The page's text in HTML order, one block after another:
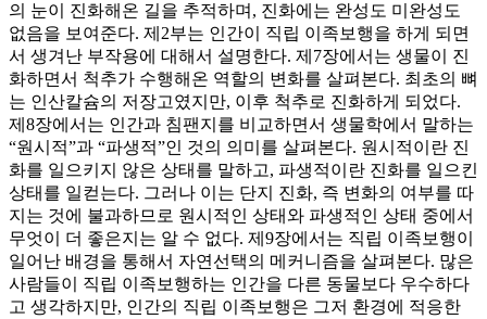
의 눈이 진화해온 길을 추적하며, 진화에는 완성도 미완성도
없음을 보여준다. 제2부는 인간이 직립 이족보행을 하게 되면
서 생겨난 부작용에 대해서 설명한다. 제7장에서는 생물이 진
화하면서 척추가 수행해온 역할의 변화를 살펴본다. 최초의 뼈
는 인산칼슘의 저장고였지만, 이후 척추로 진화하게 되었다.
제8장에서는 인간과 침팬지를 비교하면서 생물학에서 말하는
“원시적”과 “파생적”인 것의 의미를 살펴본다. 원시적이란 진
화를 일으키지 않은 상태를 말하고, 파생적이란 진화를 일으킨
상태를 일컫는다. 그러나 이는 단지 진화, 즉 변화의 여부를 따
지는 것에 불과하므로 원시적인 상태와 파생적인 상태 중에서
무엇이 더 좋은지는 알 수 없다. 제9장에서는 직립 이족보행이
일어난 배경을 통해서 자연선택의 메커니즘을 살펴본다. 많은
사람들이 직립 이족보행하는 인간을 다른 동물보다 우수하다
고 생각하지만, 인간의 직립 이족보행은 그저 환경에 적응한